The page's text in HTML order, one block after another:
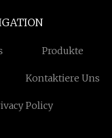
Produkte
Kontaktiere Uns
Policy